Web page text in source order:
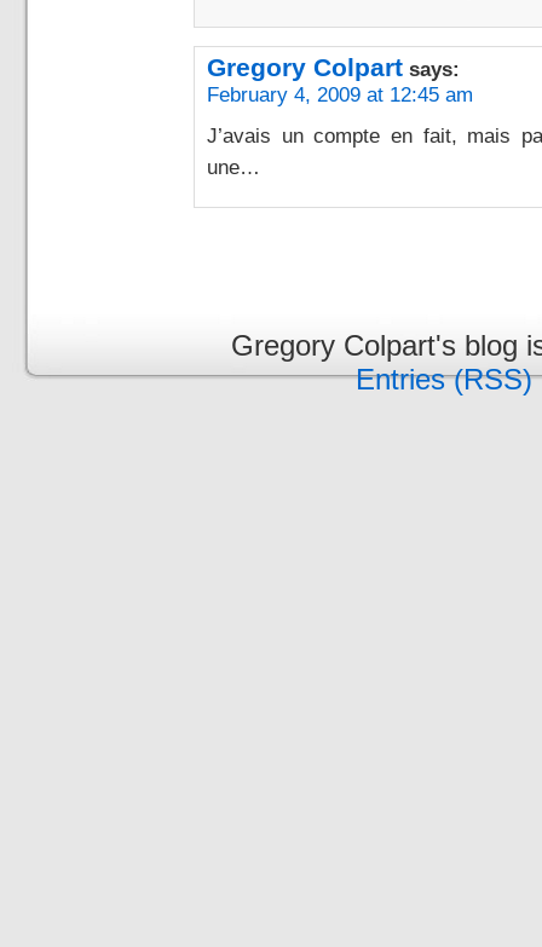
Gregory Colpart says:
February 4, 2009 at 12:45 am
J’avais un compte en fait, mais
une…
Gregory Colpart's blog
Entries (RSS)